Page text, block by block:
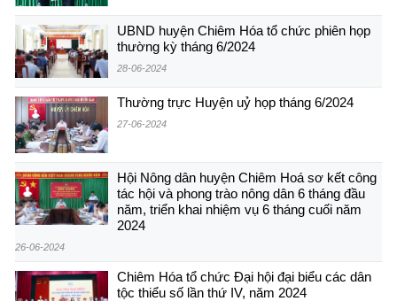
UBND huyện Chiêm Hóa tổ chức phiên họp
thường kỳ tháng 6/2024
28-06-2024
Thường trực Huyện uỷ họp tháng 6/2024
27-06-2024
Hội Nông dân huyện Chiêm Hoá sơ kết công
tác hội và phong trào nông dân 6 tháng đầu
năm, triển khai nhiệm vụ 6 tháng cuối năm
2024
26-06-2024
Chiêm Hóa tổ chức Đại hội đại biểu các dân
tộc thiểu số lần thứ IV, năm 2024